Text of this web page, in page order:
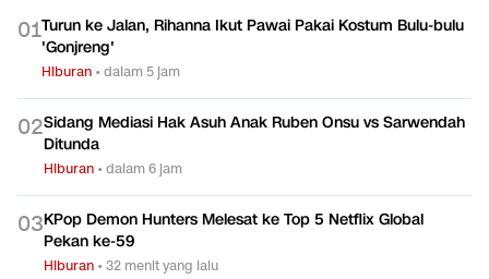
01Turun ke Jalan, Rihanna Ikut Pawai Pakai Kostum Bulu-bulu
'Gonjreng'
Hiburan •dalam 5 jam
02Sidang Mediasi Hak Asuh Anak Ruben Onsu vs Sarwendah
Ditunda
Hiburan •dalam 6 jam
03KPop Demon Hunters Melesat ke Top 5 Netflix Global
Pekan ke-59
Hiburan •32 menit yang lalu